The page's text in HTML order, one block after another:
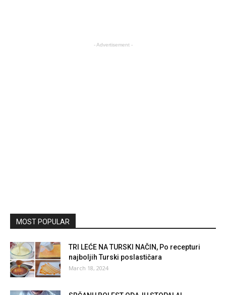
- Advertisement -
MOST POPULAR
TRI LEĆE NA TURSKI NAČIN, Po recepturi
najboljih Turski poslastičara
March 18, 2024